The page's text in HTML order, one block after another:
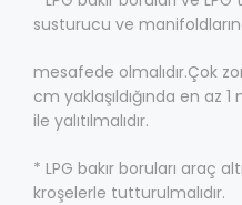
susturucu ve
mesafede olmalıdır.Çok
cm yaklaşıldığında en az
ile yalıtılmalıdır.
* LPG bakır boruları araç
kroşelerle tutturulmalıdır.